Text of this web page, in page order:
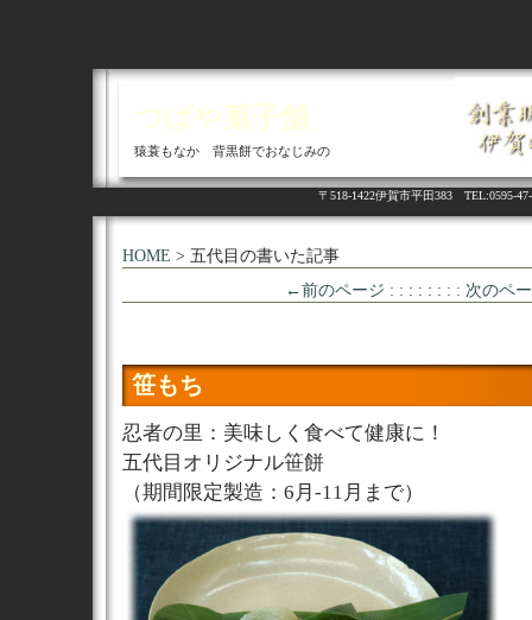
つばや菓子舗
猿蓑もなか 背黒餅でおなじみの
〒518-1422伊賀市平田383 TEL:0595-
HOME > 五代目の書いた記事
←前のページ : : : : : : : : 次のペ
笹もち
忍者の里：美味しく食べて健康に！
五代目オリジナル笹餅
（期間限定製造：6月-11月まで）